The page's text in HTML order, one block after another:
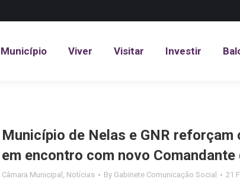
Município Viver Visitar Investir
Município de Nelas e GNR reforçam
em encontro com novo
Câmara Municipal , Notícias By Gabinete Comunicação Social 21
Município Viver Visitar Investir